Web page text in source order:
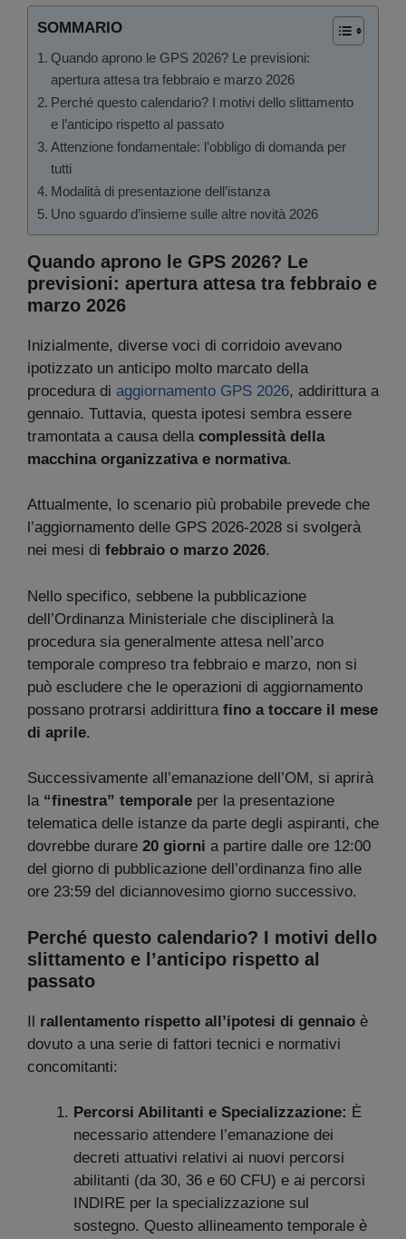
SOMMARIO
Quando aprono le GPS 2026? Le previsioni:
apertura attesa tra febbraio e marzo 2026
Perché questo calendario? I motivi dello slittamento
e l’anticipo rispetto al passato
Attenzione fondamentale: l’obbligo di domanda per
tutti
Modalità di presentazione dell’istanza
Uno sguardo d’insieme sulle altre novità 2026
Quando aprono le GPS 2026? Le
previsioni: apertura attesa tra febbraio e
marzo 2026
Inizialmente, diverse voci di corridoio avevano
ipotizzato un anticipo molto marcato della
procedura di aggiornamento GPS 2026, addirittura a
gennaio. Tuttavia, questa ipotesi sembra essere
tramontata a causa della complessità della
macchina organizzativa e normativa.
Attualmente, lo scenario più probabile prevede che
l’aggiornamento delle GPS 2026-2028 si svolgerà
nei mesi di febbraio o marzo 2026.
Nello specifico, sebbene la pubblicazione
dell’Ordinanza Ministeriale che disciplinerà la
procedura sia generalmente attesa nell’arco
temporale compreso tra febbraio e marzo, non si
può escludere che le operazioni di aggiornamento
possano protrarsi addirittura fino a toccare il mese
di aprile.
Successivamente all’emanazione dell’OM, si aprirà
la “finestra” temporale per la presentazione
telematica delle istanze da parte degli aspiranti, che
dovrebbe durare 20 giorni a partire dalle ore 12:00
del giorno di pubblicazione dell’ordinanza fino alle
ore 23:59 del diciannovesimo giorno successivo.
Perché questo calendario? I motivi dello
slittamento e l’anticipo rispetto al
passato
Il rallentamento rispetto all’ipotesi di gennaio è
dovuto a una serie di fattori tecnici e normativi
concomitanti:
Percorsi Abilitanti e Specializzazione: È
necessario attendere l’emanazione dei
decreti attuativi relativi ai nuovi percorsi
abilitanti (da 30, 36 e 60 CFU) e ai percorsi
INDIRE per la specializzazione sul
sostegno. Questo allineamento temporale è